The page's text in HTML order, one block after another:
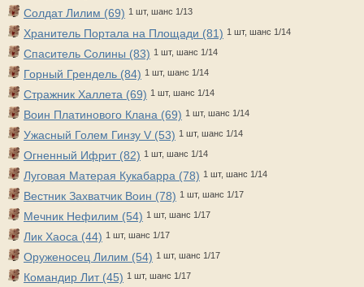
Солдат Лилим (69) 1 шт, шанс 1/13
Хранитель Портала на Площади (81) 1 шт, шанс 1/14
Спаситель Солины (83) 1 шт, шанс 1/14
Горный Грендель (84) 1 шт, шанс 1/14
Стражник Халлета (69) 1 шт, шанс 1/14
Воин Платинового Клана (69) 1 шт, шанс 1/14
Ужасный Голем Гинзу V (53) 1 шт, шанс 1/14
Огненный Ифрит (82) 1 шт, шанс 1/14
Луговая Матерая Кукабарра (78) 1 шт, шанс 1/14
Вестник Захватчик Воин (78) 1 шт, шанс 1/17
Мечник Нефилим (54) 1 шт, шанс 1/17
Лик Хаоса (44) 1 шт, шанс 1/17
Оруженосец Лилим (54) 1 шт, шанс 1/17
Командир Лит (45) 1 шт, шанс 1/17